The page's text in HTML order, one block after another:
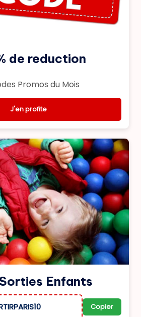
de reduction
Promos du Mois
J'en profite
Enfants
Copier